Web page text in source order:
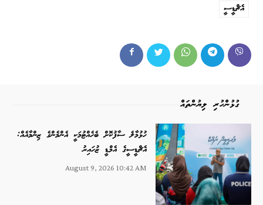
އެޗްޑީސީ
ގުޅުންހުރި ލިޔުންތައް
ހުޅުމާލެ ސާފުކޮށް ބެހެއްޓުމަކީ އެންމެންގެ ޒިންމާއެއް:
އެޗްޑީސީގެ އެމްޑީ ޒުހައިރު
August 9, 2026 10:42 AM